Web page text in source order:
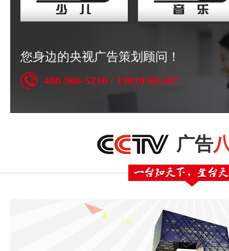
您身边的央视广告策划顾问！
400-966-5210 / 13810305587
广告